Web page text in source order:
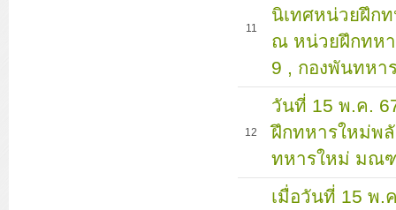
11
นิเทศหน่วยฝึก
ณ หน่วยฝึกทห
9 , กองพันทห
12
วันที่ 15 พ.ค.
ฝึกทหารใหม่พ
ทหารใหม่ มณ
เมื่อวันที่ 15 พ.